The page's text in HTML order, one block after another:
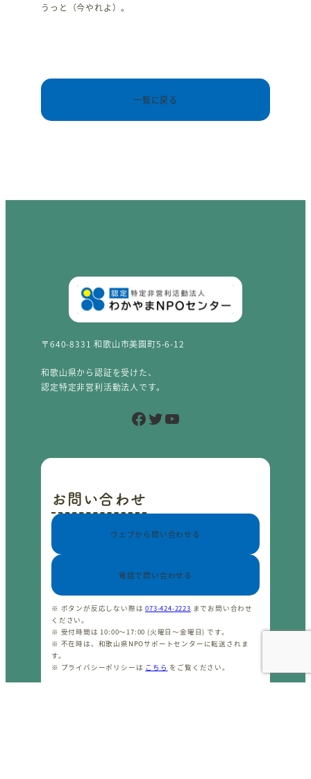
うっと（今やれよ）。
一覧に戻る
〒640-8331 和歌山市美園町5-6-12
和歌山県から認証を受けた、
認定特定非営利活動法人です。
Facebook Twitter YouTube
お問い合わせ
ウェブから問い合わせる
電話で問い合わせる
※ ボタンが反応しない際は073-424-2223 までお問い合わせ
ください。
※ 受付時間は 10:00〜17:00 (火曜日〜金曜日) です。
※ 不在時は、和歌山県NPOサポートセンターに転送されま
す。
※ プライバシーポリシーは こちら をご覧ください。